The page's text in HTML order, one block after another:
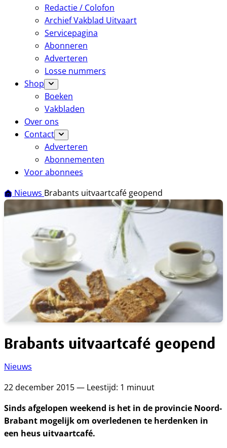
Redactie / Colofon
Archief Vakblad Uitvaart
Servicepagina
Abonneren
Adverteren
Losse nummers
Shop
Boeken
Vakbladen
Over ons
Contact
Adverteren
Abonnementen
Voor abonnees
Nieuws Brabants uitvaartcafé geopend
Brabants uitvaartcafé geopend
Nieuws
22 december 2015 — Leestijd: 1 minuut
Sinds afgelopen weekend is het in de provincie Noord-
Brabant mogelijk om overledenen te herdenken in
een heus uitvaartcafé.